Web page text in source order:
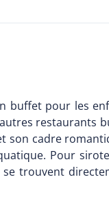
buffet pour les
restaurants
cadre
Pour
trouvent